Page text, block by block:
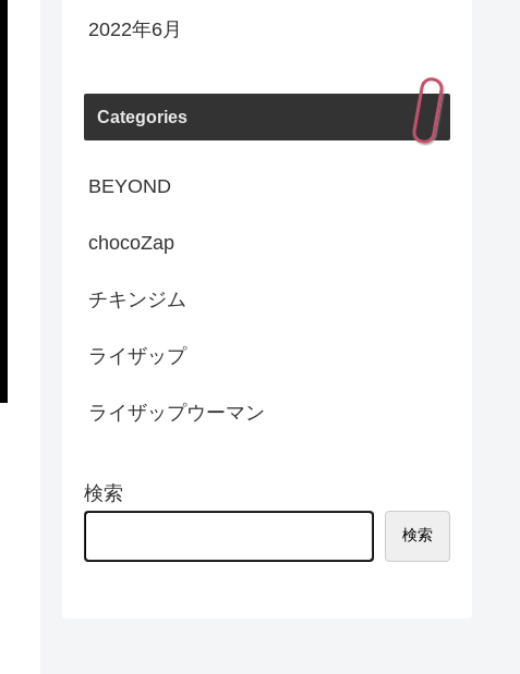
2022年6月
Categories
BEYOND
chocoZap
チキンジム
ライザップ
ライザップウーマン
検索
検索